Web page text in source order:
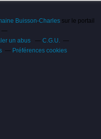
Buisson-Charlessur le portail
un abus
C.G.U.
Préférences cookies